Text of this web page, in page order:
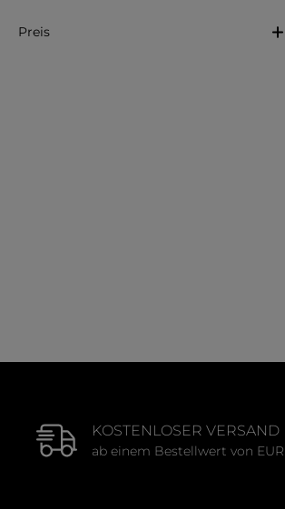
Preis
KOSTENLOSER VERSAND
ab einem Bestellwert von